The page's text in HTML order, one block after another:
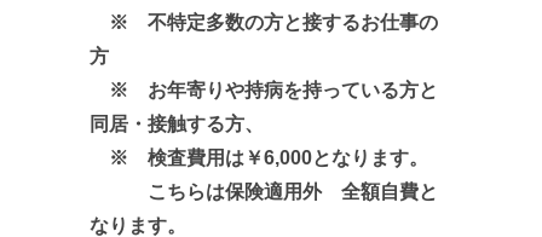
※ 不特定多数の方と接するお仕事の
方
※ お年寄りや持病を持っている方と
同居・接触する方、
※ 検査費用は￥6,000となります。
こちらは保険適用外 全額自費と
なります。